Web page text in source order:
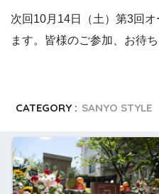
次回10月14日（土）第3回
ます。皆様のご参加、お待ち
CATEGORY : SANYO STYLE